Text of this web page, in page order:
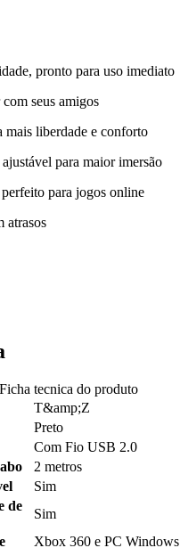
pronto para uso imediato
seus amigos
mais liberdade e conforto
para maior imersão
para jogos online
atrasos
Ficha tecnica do produto
T&amp;Z
Preto
Com Fio USB 2.0
2 metros
Sim
de
Sim
Xbox 360 e PC Windows